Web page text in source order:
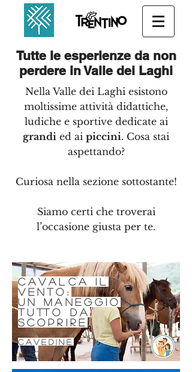
Tutte le esperienze da non
perdere in Valle dei Laghi
Nella Valle dei Laghi esistono
moltissime attività didattiche,
ludiche e sportive dedicate ai
grandi ed ai piccini. Cosa stai
aspettando?
Curiosa nella sezione sottostante!
Siamo certi che troverai
l’occasione giusta per te.
cavalca il
vento:
un maneggio
tutto da
scoprire
cavedine